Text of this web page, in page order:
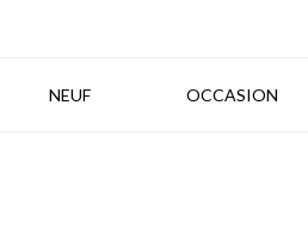
NEUF OCCASION